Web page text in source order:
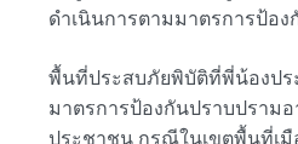
ดำเนินการตามมาตรการป้อ
พื้นที่ประสบภัยพิบัติที่พี่น้องปร
มาตรการป้องกันปราบปราม
ประชาชน กรณีในเขตพื้นที่เ